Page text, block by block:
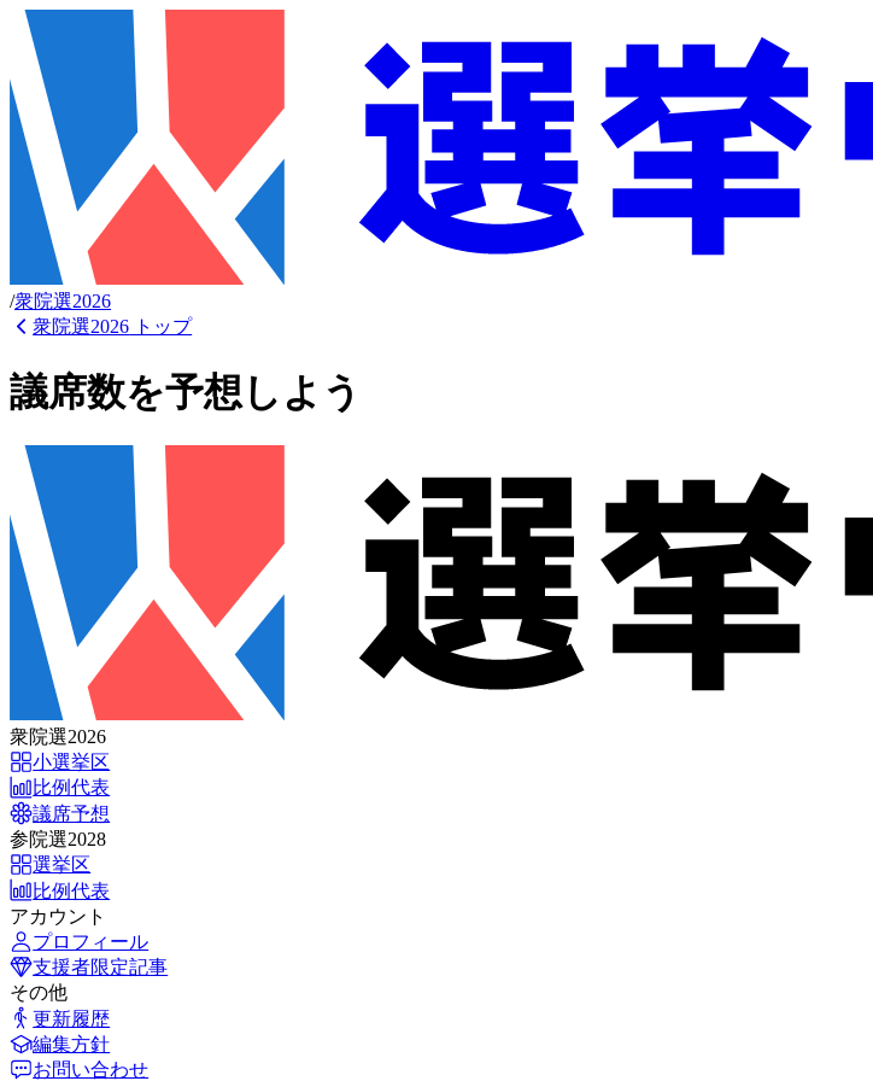
/衆院選2026
衆院選2026 トップ
議席数を予想しよう
衆院選2026
小選挙区
比例代表
議席予想
参院選2028
選挙区
比例代表
アカウント
プロフィール
支援者限定記事
その他
更新履歴
編集方針
お問い合わせ